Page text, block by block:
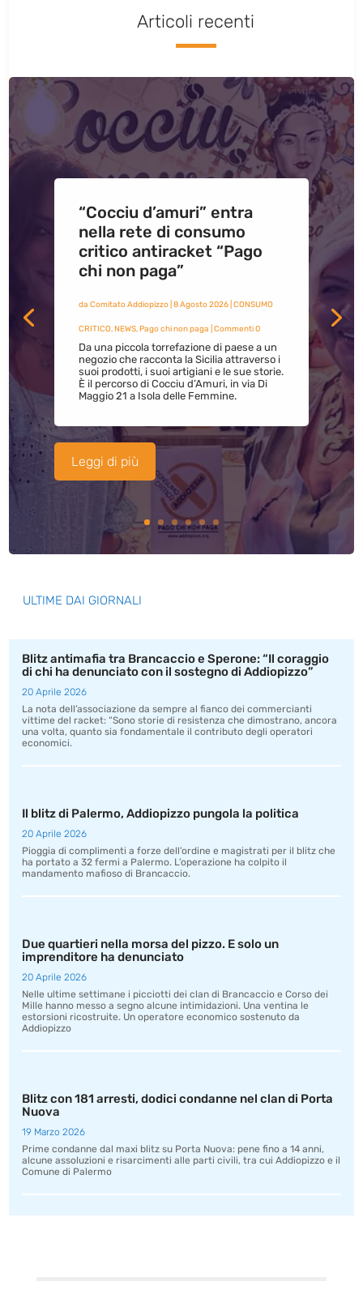
Articoli recenti
“Cocciu d’amuri” entra
nella rete di consumo
critico antiracket “Pago
chi non paga”
da Comitato Addiopizzo| 8 Agosto 2026| CONSUMO
CRITICO,NEWS,Pago chi non paga | Commenti 0
Da una piccola torrefazione di paese a un
negozio che racconta la Sicilia attraverso i
suoi prodotti, i suoi artigiani e le sue storie.
È il percorso di Cocciu d’Amuri, in via Di
Maggio 21 a Isola delle Femmine.
Leggi di più
ULTIME DAI GIORNALI
Blitz antimafia tra Brancaccio e Sperone: “Il coraggio
di chi ha denunciato con il sostegno di Addiopizzo”
20 Aprile 2026
La nota dell’associazione da sempre al fianco dei commercianti
vittime del racket: “Sono storie di resistenza che dimostrano, ancora
una volta, quanto sia fondamentale il contributo degli operatori
economici.
Il blitz di Palermo, Addiopizzo pungola la politica
20 Aprile 2026
Pioggia di complimenti a forze dell’ordine e magistrati per il blitz che
ha portato a 32 fermi a Palermo. L’operazione ha colpito il
mandamento mafioso di Brancaccio.
Due quartieri nella morsa del pizzo. E solo un
imprenditore ha denunciato
20 Aprile 2026
Nelle ultime settimane i picciotti dei clan di Brancaccio e Corso dei
Mille hanno messo a segno alcune intimidazioni. Una ventina le
estorsioni ricostruite. Un operatore economico sostenuto da
Addiopizzo
Blitz con 181 arresti, dodici condanne nel clan di Porta
Nuova
19 Marzo 2026
Prime condanne dal maxi blitz su Porta Nuova: pene fino a 14 anni,
alcune assoluzioni e risarcimenti alle parti civili, tra cui Addiopizzo e il
Comune di Palermo